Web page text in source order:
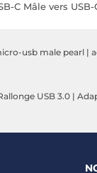
C Mâle vers USB-
usb male pearl |
USB 3.0 |